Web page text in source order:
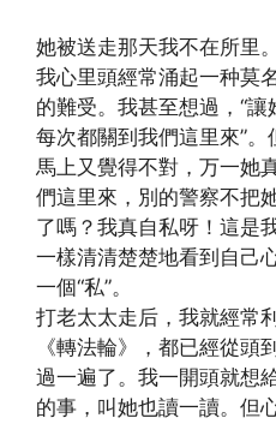
她被送走那天我不在所里
我心里頭經常涌起一种莫
的難受。我甚至想過，“
每次都關到我們這里來”。
馬上又覺得不對，万一她
們這里來，別的警察不把
了嗎？我真自私呀！這是
一樣清清楚楚地看到自己
一個“私”。
打老太太走后，我就經常
《轉法輪》，都已經從頭
過一遍了。我一開頭就想
的事，叫她也讀一讀。但